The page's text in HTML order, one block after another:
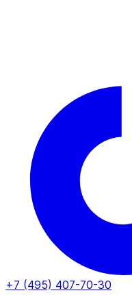
+7 (495) 407-70-30